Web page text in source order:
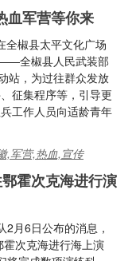
血军营等你来
全椒县太平文化广场
全椒县人民武装部
站，为过往群众发放
征集程序等，引导更
工作人员向适龄青年
,军营,热血,宣传
霍次克海进行演
月6日公布的消息，
霍次克海进行海上演